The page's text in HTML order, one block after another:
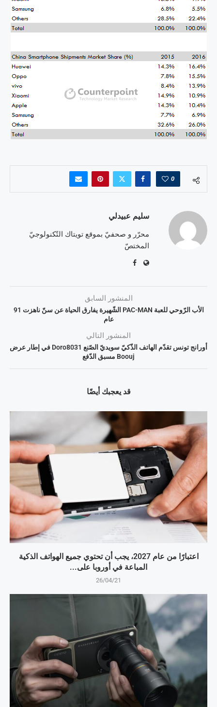
0
سليم عبيدلي
محرّر و صحفيّ بموقع تويتاك التّكنولوجيّ
المختصّ
المنشور السابق
الأب الرّوحي للعبة PAC-MAN الشّهيرة يفارق الحياة عن سنّ ناهزت 91
عام
المنشور التالي
أورانج تونس تقدّم الهاتف الذّكيّ سويديّ الصّنع Doro8031 في إطار عرض
Boouj مسبق الدّفع
قد يعجبك أيضًا
اعتبارًا من عام 2027، يجب أن تحتوي جميع الهواتف الذكية
المباعة في أوروبا على...
26/04/21